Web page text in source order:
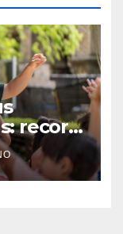
recorrí
que
la